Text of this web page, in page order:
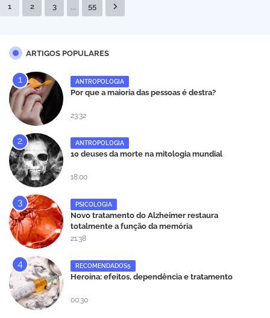
1 2 3 ... 55
ARTIGOS POPULARES
ANTROPOLOGIA
Por que a maioria das pessoas é destra?
23:32
ANTROPOLOGIA
10 deuses da morte na mitologia mundial
18:00
PSICOLOGIA
Novo tratamento do Alzheimer restaura
totalmente a função da memória
21:38
RECOMENDADOS5
Heroína: efeitos, dependência e tratamento
00:30